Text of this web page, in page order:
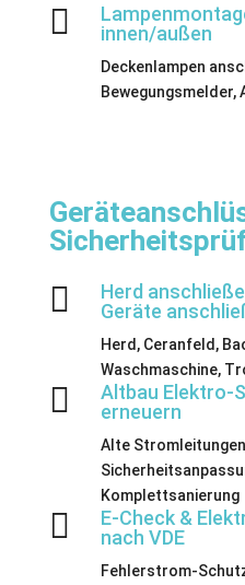

innen/außen
Deckenlampen
Bewegungsmelder,

Herd
Geräte
Herd, Ceranfeld,
Waschmaschine,

Altbau Elektro-
erneuern
Alte
Komplettsanierung

E-Check &
nach VDE
Fehlerstrom-